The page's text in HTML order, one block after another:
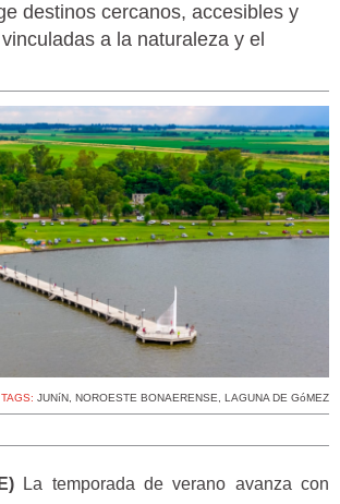
destinos cercanos, accesibles y
a la naturaleza y el
TAGS: JUNíN, NOROESTE BONAERENSE, LAGUNA DE GóMEZ
La temporada de verano avanza con